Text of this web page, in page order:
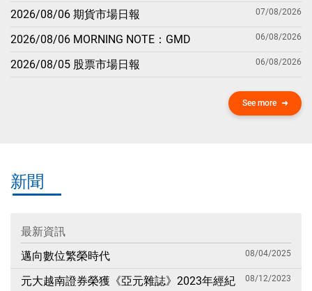
2026/08/06 期貨市場日報 07/08/2026
2026/08/06 MORNING NOTE：GMD 06/08/2026
2026/08/05 股票市場日報 06/08/2026
See more
新聞
最新資訊
邁向數位繁榮時代
08/04/2025
元大越南證券榮獲《亞元雜誌》2023年經紀
08/12/2023